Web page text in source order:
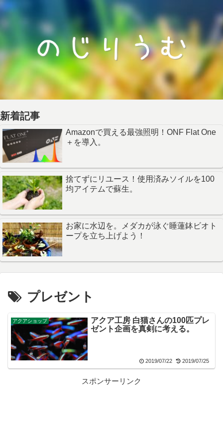
新着記事
Amazonで買える最強照明！ONF Flat One
＋を導入。
捨てずにリユース！使用済みソイルを100
均アイテムで蘇生。
お家に水辺を。メダカが泳ぐ睡蓮鉢ビオト
ープを立ち上げよう！
プレゼント
アクアショップ
アクア工房 白猫さんの100匹プレ
ゼント企画を真剣に考える。
2019/07/22 2019/07/25
スポンサーリンク